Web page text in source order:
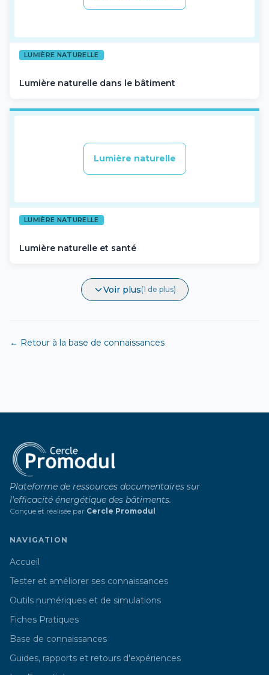
LUMIÈRE NATURELLE
Lumière naturelle dans le bâtiment
Lumière naturelle
LUMIÈRE NATURELLE
Lumière naturelle et santé
Voir plus(1 de plus)
← Retour à la base de connaissances
Plateforme de ressources documentaires sur
l'efficacité énergétique des bâtiments.
Conçue et réalisée par Cercle Promodul
NAVIGATION
Accueil
Tester et améliorer ses connaissances
Outils numériques et de simulations
Fiches Pratiques
Base de connaissances
Guides, rapports et retours d'expériences